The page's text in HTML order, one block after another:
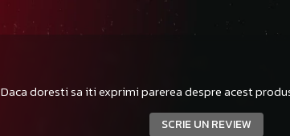
Daca doresti sa iti exprimi parerea despre acest
SCRIE UN REVIEW